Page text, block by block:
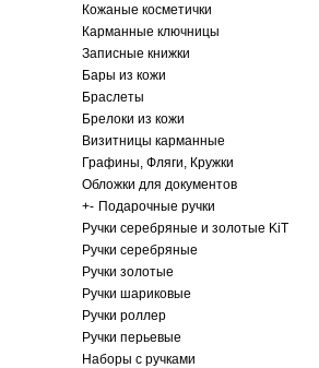
Кожаные косметички
Карманные ключницы
Записные книжки
Бары из кожи
Браслеты
Брелоки из кожи
Визитницы карманные
Графины, Фляги, Кружки
Обложки для документов
+- Подарочные ручки
Ручки серебряные и золотые KiT
Ручки серебряные
Ручки золотые
Ручки шариковые
Ручки роллер
Ручки перьевые
Наборы с ручками